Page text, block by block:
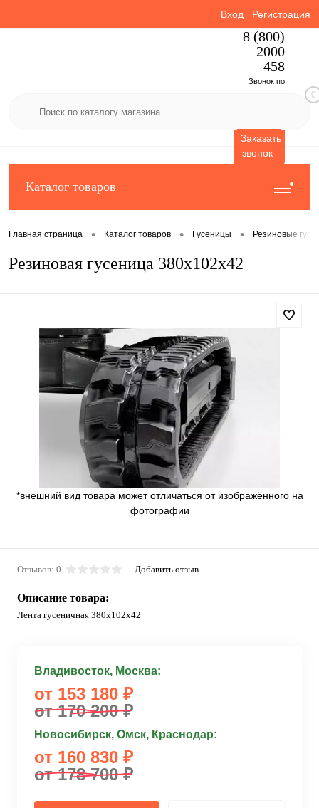
Вход Регистрация
8 (800)
2000
458
Звонок по
Заказать
звонок
0
Каталог товаров
Главная страница • Каталог товаров • Гусеницы • Резиновые
Резиновая гусеница 380x102x42
*внешний вид товара может отличаться от изображённого на
фотографии
Отзывов: 0 Добавить отзыв
Описание товара:
Лента гусеничная 380x102x42
Владивосток, Москва:
от 153 180 ₽
от 170 200 ₽
Новосибирск, Омск, Краснодар:
от 160 830 ₽
от 178 700 ₽